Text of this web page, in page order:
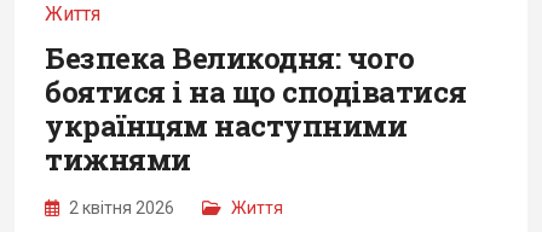
Життя
Безпека Великодня: чого
боятися і на що сподіватися
українцям наступними
тижнями
2 квітня 2026 Життя